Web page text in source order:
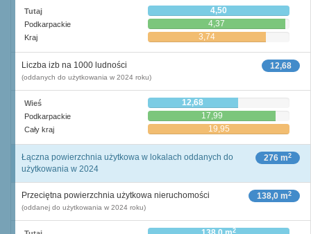
Tutaj 4,50
Podkarpackie 4,37
Kraj 3,74
12,68
Liczba izb na 1000 ludności
(oddanych do użytkowania w 2024 roku)
Wieś 12,68
Podkarpackie 17,99
Cały kraj 19,95
276 m2
Łączna powierzchnia użytkowa w lokalach oddanych do
użytkowania w 2024
138,0 m2
Przeciętna powierzchnia użytkowa nieruchomości
(oddanej do użytkowania w 2024 roku)
2